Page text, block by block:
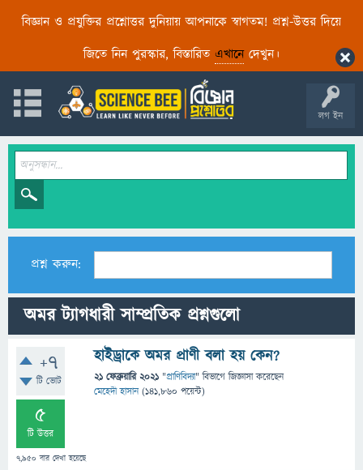
বিজ্ঞান ও প্রযুক্তির প্রশ্নোত্তর দুনিয়ায় আপনাকে স্বাগতম! প্রশ্ন-উত্তর দিয়ে
জিতে নিন পুরস্কার, বিস্তারিত এখানেদেখুন।
লগ ইন
প্রশ্ন করুন:
অমর ট্যাগধারী সাম্প্রতিক প্রশ্নগুলো
+7
টি ভোট
5
টি উত্তর
7,950 বার দেখা হয়েছে
হাইড্রাকে অমর প্রাণী বলা হয় কেন?
21 ফেব্রুয়ারি 2021 "প্রাণিবিদ্যা" বিভাগে জিজ্ঞাসাকরেছেন
মেহেদী হাসান (141,860 পয়েন্ট)